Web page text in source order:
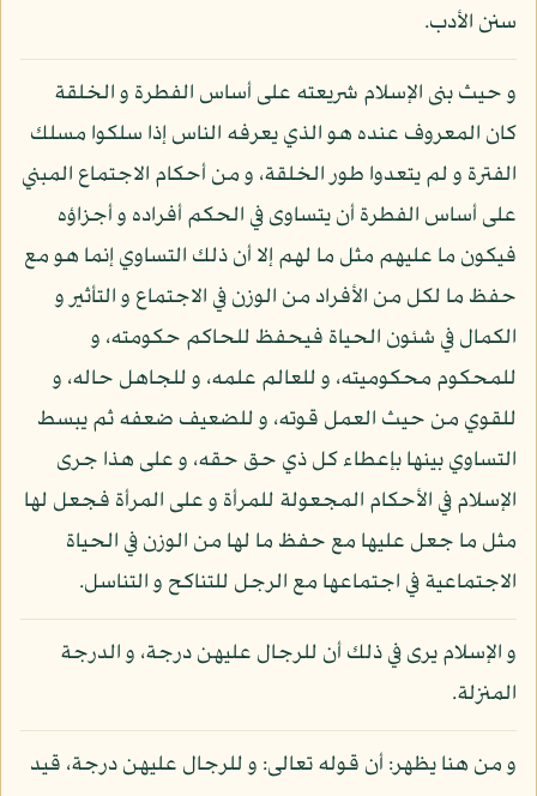
سنن الأدب.
و حيث بنى الإسلام شريعته على أساس الفطرة و الخلقة
كان المعروف عنده هو الذي يعرفه الناس إذا سلكوا مسلك
الفترة و لم يتعدوا طور الخلقة، و من أحكام الاجتماع المبني
على أساس الفطرة أن يتساوى في الحكم أفراده و أجزاؤه
فيكون ما عليهم مثل ما لهم إلا أن ذلك التساوي إنما هو مع
حفظ ما لكل من الأفراد من الوزن في الاجتماع و التأثير و
الكمال في شئون الحياة فيحفظ للحاكم حكومته، و
للمحكوم محكوميته، و للعالم علمه، و للجاهل حاله، و
للقوي من حيث العمل قوته، و للضعيف ضعفه ثم يبسط
التساوي بينها بإعطاء كل ذي حق حقه، و على هذا جرى
الإسلام في الأحكام المجعولة للمرأة و على المرأة فجعل لها
مثل ما جعل عليها مع حفظ ما لها من الوزن في الحياة
الاجتماعية في اجتماعها مع الرجل للتناكح و التناسل.
و الإسلام يرى في ذلك أن للرجال عليهن درجة، و الدرجة
المنزلة.
و من هنا يظهر: أن قوله تعالى: و للرجال عليهن درجة، قيد